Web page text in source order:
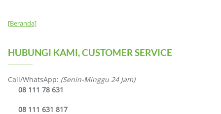
[Beranda]
HUBUNGI KAMI, CUSTOMER SERVICE
Call/WhatsApp: (Senin-Minggu 24 Jam)
08 111 78 631
08 111 631 817